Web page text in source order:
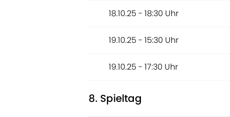
18.10.25 - 18:30 Uhr
19.10.25 - 15:30 Uhr
19.10.25 - 17:30 Uhr
8. Spieltag